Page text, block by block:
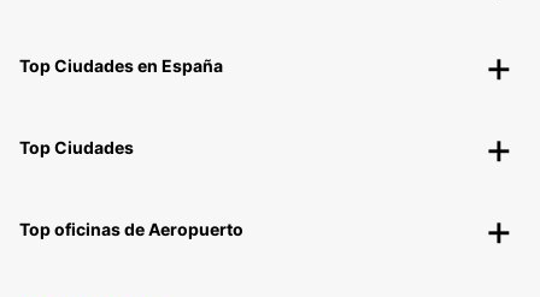
Top Ciudades en España
Top Ciudades
Top oficinas de Aeropuerto